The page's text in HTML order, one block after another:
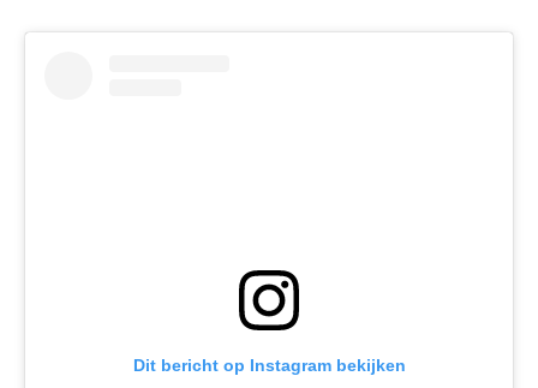
Dit bericht op Instagram bekijken